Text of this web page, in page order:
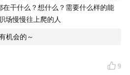
干什么？想什么？需要什么样的能
场慢慢往上爬的人
机会的～
9